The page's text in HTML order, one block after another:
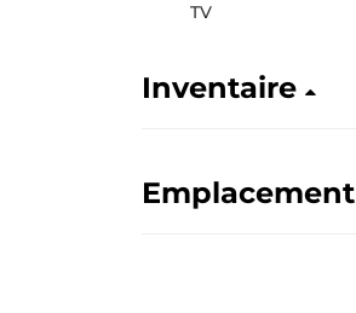
TV
Inventaire
Emplacement